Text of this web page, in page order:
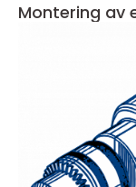
Montering av